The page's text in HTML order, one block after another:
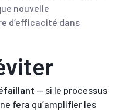
nouvelle
d’efficacité dans
— si le processus
fera qu’amplifier les